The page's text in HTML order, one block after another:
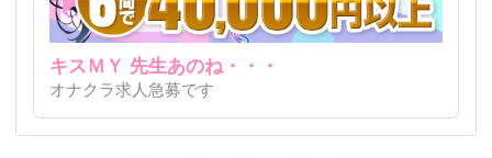
キスＭＹ 先生あのね・・・
オナクラ求人急募です